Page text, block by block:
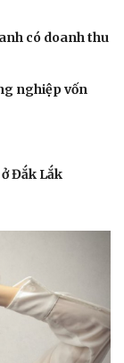
có doanh thu
nghiệp vốn
Đắk Lắk